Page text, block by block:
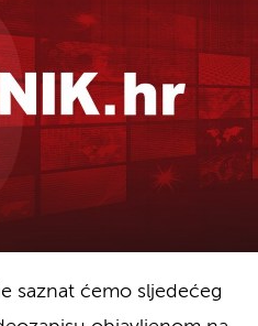
saznat ćemo sljedećeg